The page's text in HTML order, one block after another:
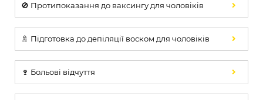
🚫 Протипоказання до ваксингу для чоловіків
🚿 Підготовка до депіляції воском для чоловіків
🍷 Больові відчуття